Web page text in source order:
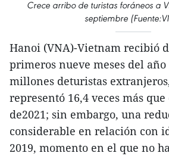
Crece arribo de turistas foráneos a
septiembre
Hanoi (VNA)-Vietnam recibió
primeros nueve meses del año
millones deturistas
representó 16,4 veces más
de2021; sin embargo, una
considerable en relación con
2019, momento en el que no